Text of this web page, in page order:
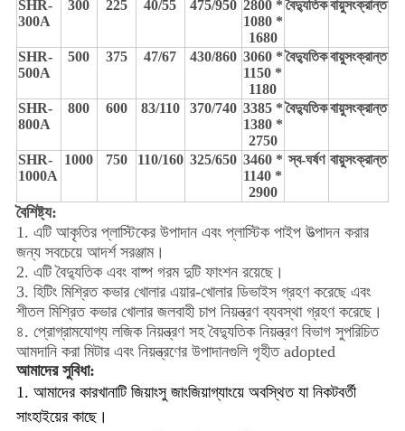
SHR-
300A
300 225 40/55 475/950 2800 *
1080 *
1680
বৈদ্যুতিকবায়ুসংক্রান্ত
SHR-
500A
500 375 47/67 430/860 3060 *
1150 *
1180
বৈদ্যুতিকবায়ুসংক্রান্ত
SHR-
800A
800 600 83/110 370/740 3385 *
1380 *
2750
বৈদ্যুতিকবায়ুসংক্রান্ত
SHR-
1000A
1000 750 110/160 325/650 3460 *
1140 *
2900
স্ব-ঘর্ষণ বায়ুসংক্রান্ত
বৈশিষ্ট্য:
1. এটি আকৃতির প্লাস্টিকের উপাদান এবং প্লাস্টিক পাইপ উত্পাদন করার
জন্য সবচেয়ে আদর্শ সরঞ্জাম।
2. এটি বৈদ্যুতিক এবং বাষ্প গরম দুটি ফাংশন রয়েছে।
3. হিটিং মিশ্রিত কভার খোলার এয়ার-খোলার ডিভাইস গ্রহণ করেছে এবং
শীতল মিশ্রিত কভার খোলার জলবাহী চাপ নিয়ন্ত্রণ ব্যবস্থা গ্রহণ করেছে।
৪. প্রোগ্রামযোগ্য লজিক নিয়ন্ত্রণ সহ বৈদ্যুতিক নিয়ন্ত্রণ বিভাগ সুপরিচিত
আমদানি করা মিটার এবং নিয়ন্ত্রণের উপাদানগুলি গৃহীত adopted
আমাদের সুবিধা:
1. আমাদের কারখানাটি জিয়াংসু জাংজিয়াগ্যাংয়ে অবস্থিত যা নিকটবর্তী
সাংহাইয়ের কাছে।